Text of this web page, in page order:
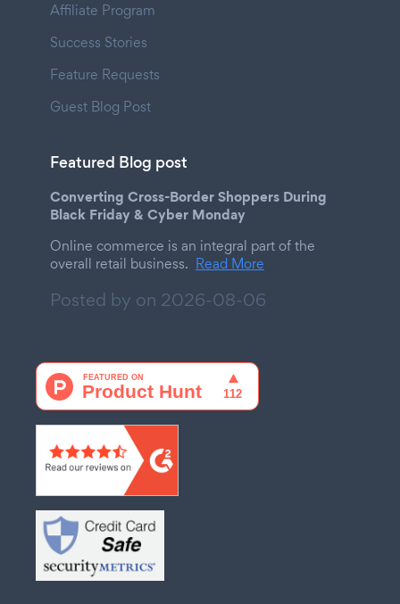
Affiliate Program
Success Stories
Feature Requests
Guest Blog Post
Featured Blog post
Converting Cross-Border Shoppers During
Black Friday & Cyber Monday
Online commerce is an integral part of the
overall retail business. Read More
Posted by on 2026-08-06